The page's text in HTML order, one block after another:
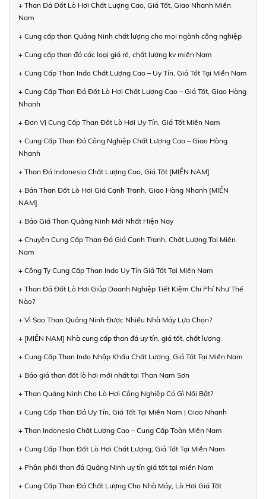
+ Than Đá Đốt Lò Hơi Chất Lượng Cao, Giá Tốt, Giao Nhanh Miền
Nam
+ Cung cấp than Quảng Ninh chất lượng cho mọi ngành công nghiệp
+ Cung cấp than đá các loại giá rẻ, chất lượng kv miền Nam
+ Cung Cấp Than Indo Chất Lượng Cao – Uy Tín, Giá Tốt Tại Miền Nam
+ Cung Cấp Than Đá Đốt Lò Hơi Chất Lượng Cao – Giá Tốt, Giao Hàng
Nhanh
+ Đơn Vị Cung Cấp Than Đốt Lò Hơi Uy Tín, Giá Tốt Miền Nam
+ Cung Cấp Than Đá Công Nghiệp Chất Lượng Cao – Giao Hàng
Nhanh
+ Than Đá Indonesia Chất Lượng Cao, Giá Tốt [MIỀN NAM]
+ Bán Than Đốt Lò Hơi Giá Cạnh Tranh, Giao Hàng Nhanh [MIỀN
NAM]
+ Báo Giá Than Quảng Ninh Mới Nhất Hiện Nay
+ Chuyên Cung Cấp Than Đá Giá Cạnh Tranh, Chất Lượng Tại Miền
Nam
+ Công Ty Cung Cấp Than Indo Uy Tín Giá Tốt Tại Miền Nam
+ Than Đá Đốt Lò Hơi Giúp Doanh Nghiệp Tiết Kiệm Chi Phí Như Thế
Nào?
+ Vì Sao Than Quảng Ninh Được Nhiều Nhà Máy Lựa Chọn?
+ [MIỀN NAM] Nhà cung cấp than đá uy tín, giá tốt, chất lượng
+ Cung Cấp Than Indo Nhập Khẩu Chất Lượng, Giá Tốt Tại Miền Nam
+ Báo giá than đốt lò hơi mới nhất tại Than Nam Sơn
+ Than Quảng Ninh Cho Lò Hơi Công Nghiệp Có Gì Nổi Bật?
+ Cung Cấp Than Đá Uy Tín, Giá Tốt Tại Miền Nam | Giao Nhanh
+ Than Indonesia Chất Lượng Cao – Cung Cấp Toàn Miền Nam
+ Cung Cấp Than Đốt Lò Hơi Chất Lượng, Giá Tốt Tại Miền Nam
+ Phân phối than đá Quảng Ninh uy tín giá tốt tại miền Nam
+ Cung Cấp Than Đá Chất Lượng Cho Nhà Máy, Lò Hơi Giá Tốt